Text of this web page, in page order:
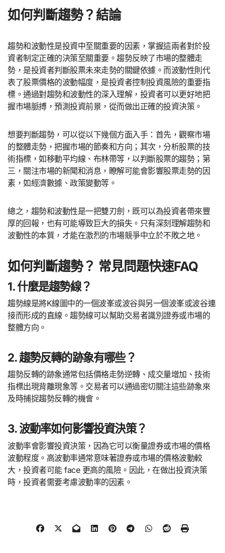
如何判斷趨勢？結論
趨勢和波動性是投資中至關重要的因素，掌握這兩者對於投
資者制定正確的決策至關重要。趨勢反映了市場的整體走
勢，是投資者判斷股票未來走勢的關鍵依據。而波動性則代
表了股票價格的波動幅度，是投資者控制投資風險的重要指
標。通過對趨勢和波動性的深入理解，投資者可以更好地把
握市場脈搏，預測投資前景，從而做出正確的投資決策。
想要判斷趨勢，可以從以下幾個方面入手：首先，觀察市場
的整體走勢，把握市場的節奏和方向；其次，分析股票的技
術指標，如移動平均線、布林帶等，以判斷股票的趨勢；第
三，關注市場的新聞和消息，瞭解可能會影響股票走勢的因
素，如經濟數據、政策變動等。
總之，趨勢和波動性是一把雙刃劍，既可以為投資者帶來豐
厚的回報，也有可能導致巨大的損失。只有深刻理解趨勢和
波動性的本質，才能在激烈的市場競爭中立於不敗之地。
如何判斷趨勢？ 常見問題快速FAQ
1. 什麼是趨勢線？
趨勢線是將K線圖中的一個波峯或波谷與另一個波峯或波谷連
接而形成的直線。趨勢線可以幫助交易者識別證券或市場的
整體方向。
2. 趨勢反轉的跡象有哪些？
趨勢反轉的跡象通常包括價格走勢逆轉、成交量增加、技術
指標出現背離現象等。交易者可以通過密切關注這些跡象來
及時捕捉趨勢反轉的機會。
3. 波動率如何影響投資決策？
波動率會影響投資決策，因為它可以衡量證券或市場的價格
波動程度。高波動率通常意味著證券或市場的價格波動較
大，投資者可能 face 更高的風險。因此，在做出投資決策
時，投資者需要考慮波動率的因素。